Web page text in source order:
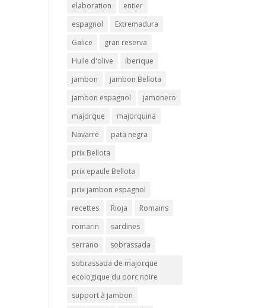
elaboration
entier
espagnol
Extremadura
Galice
gran reserva
Huile d'olive
iberique
jambon
jambon Bellota
jambon espagnol
jamonero
majorque
majorquina
Navarre
pata negra
prix Bellota
prix epaule Bellota
prix jambon espagnol
recettes
Rioja
Romains
romarin
sardines
serrano
sobrassada
sobrassada de majorque
ecologique du porc noire
support à jambon